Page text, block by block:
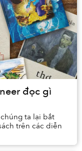
đọc gì
ta lại bắt
trên các diễn